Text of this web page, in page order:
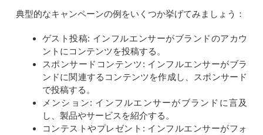
典型的なキャンペーンの例をいくつか挙げてみましょう：
ゲスト投稿: インフルエンサーがブランドのアカウ
ントにコンテンツを投稿する。
スポンサードコンテンツ: インフルエンサーがブラ
ンドに関連するコンテンツを作成し、スポンサード
で投稿する。
メンション: インフルエンサーがブランドに言及
し、製品やサービスを紹介する。
コンテストやプレゼント: インフルエンサーがフォ